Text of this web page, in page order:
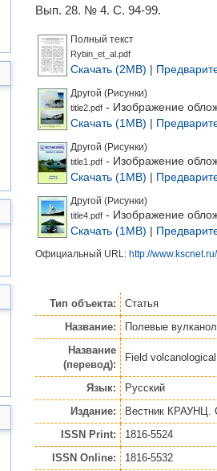
Вып. 28. № 4. С. 94-99.
Полный текст
Rybin_et_al.pdf
Скачать (2MB) |
Другой (Рисунки)
title2.pdf - Изображение
Скачать (1MB) |
Другой (Рисунки)
title1.pdf - Изображение
Скачать (1MB) |
Другой (Рисунки)
title4.pdf - Изображение
Скачать (1MB) |
Официальный URL: http://
Тип объекта:
Статья
Название:
Полевые
Название
(перевод):
Field
Язык:
Русский
Издание:
Вестник КРАУНЦ.
ISSN Print:
1816-5524
ISSN Online:
1816-5532